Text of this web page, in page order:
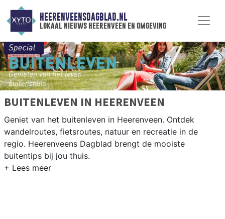
HEERENVEENSDAGBLAD.NL
lokaal nieuws heerenveen en omgeving
BUITENLEVEN IN HEERENVEEN
Geniet van het buitenleven in Heerenveen. Ontdek
wandelroutes, fietsroutes, natuur en recreatie in de
regio. Heerenveens Dagblad brengt de mooiste
buitentips bij jou thuis.